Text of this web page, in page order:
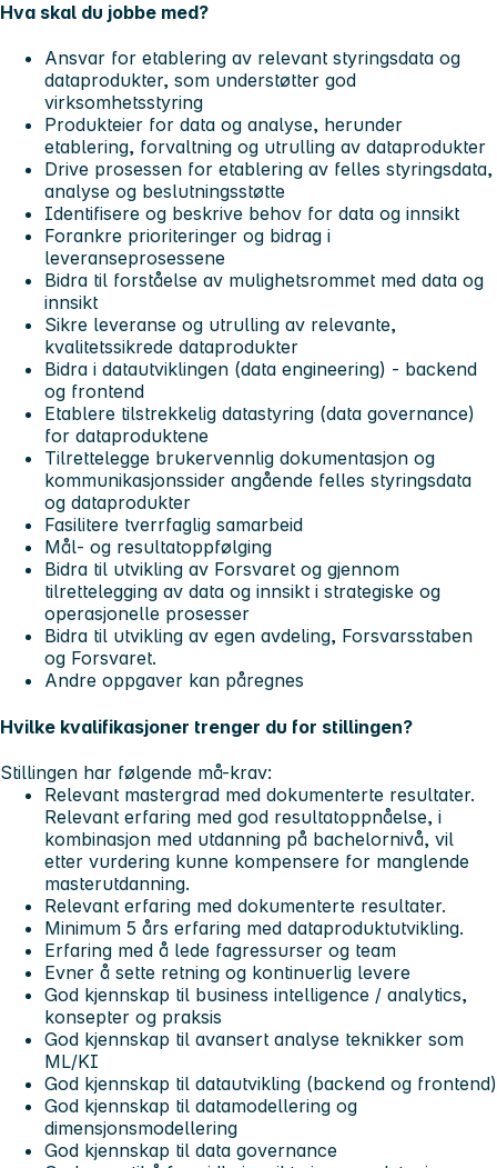
Hva skal du jobbe med?
Ansvar for etablering av relevant styringsdata og
dataprodukter, som understøtter god
virksomhetsstyring
Produkteier for data og analyse, herunder
etablering, forvaltning og utrulling av dataprodukter
Drive prosessen for etablering av felles styringsdata,
analyse og beslutningsstøtte
Identifisere og beskrive behov for data og innsikt
Forankre prioriteringer og bidrag i
leveranseprosessene
Bidra til forståelse av mulighetsrommet med data og
innsikt
Sikre leveranse og utrulling av relevante,
kvalitetssikrede dataprodukter
Bidra i datautviklingen (data engineering) - backend
og frontend
Etablere tilstrekkelig datastyring (data governance)
for dataproduktene
Tilrettelegge brukervennlig dokumentasjon og
kommunikasjonssider angående felles styringsdata
og dataprodukter
Fasilitere tverrfaglig samarbeid
Mål- og resultatoppfølging
Bidra til utvikling av Forsvaret og gjennom
tilrettelegging av data og innsikt i strategiske og
operasjonelle prosesser
Bidra til utvikling av egen avdeling, Forsvarsstaben
og Forsvaret.
Andre oppgaver kan påregnes
Hvilke kvalifikasjoner trenger du for stillingen?
Stillingen har følgende må-krav:
Relevant mastergrad med dokumenterte resultater.
Relevant erfaring med god resultatoppnåelse, i
kombinasjon med utdanning på bachelornivå, vil
etter vurdering kunne kompensere for manglende
masterutdanning.
Relevant erfaring med dokumenterte resultater.
Minimum 5 års erfaring med dataproduktutvikling.
Erfaring med å lede fagressurser og team
Evner å sette retning og kontinuerlig levere
God kjennskap til business intelligence / analytics,
konsepter og praksis
God kjennskap til avansert analyse teknikker som
ML/KI
God kjennskap til datautvikling (backend og frontend)
God kjennskap til datamodellering og
dimensjonsmodellering
God kjennskap til data governance